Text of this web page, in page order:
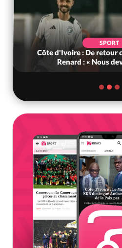
SPORT
Côte d'Ivoire : De retour
Renard : « Nous